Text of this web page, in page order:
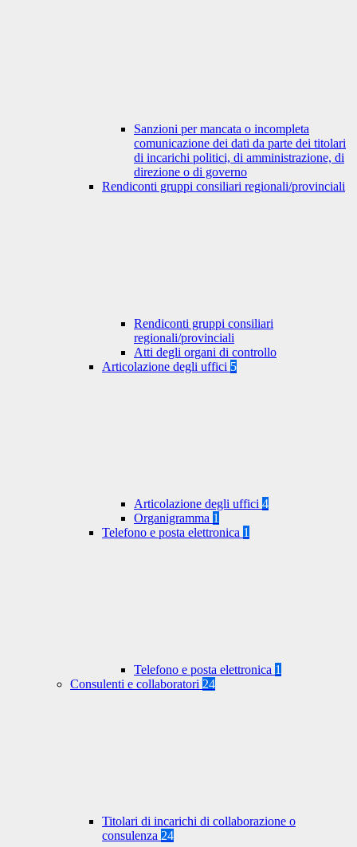
Sanzioni per mancata o incompleta
comunicazione dei dati da parte dei titolari
di incarichi politici, di amministrazione, di
direzione o di governo
Rendiconti gruppi consiliari regionali/provinciali
Rendiconti gruppi consiliari
regionali/provinciali
Atti degli organi di controllo
Articolazione degli uffici 5
Articolazione degli uffici 4
Organigramma 1
Telefono e posta elettronica 1
Telefono e posta elettronica 1
Consulenti e collaboratori 24
Titolari di incarichi di collaborazione o
consulenza 24